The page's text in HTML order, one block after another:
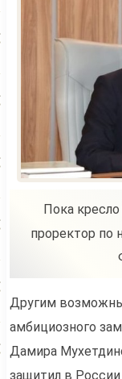
Пока кресло
проректор по
Другим
амбициозного
Дамира
защитил в